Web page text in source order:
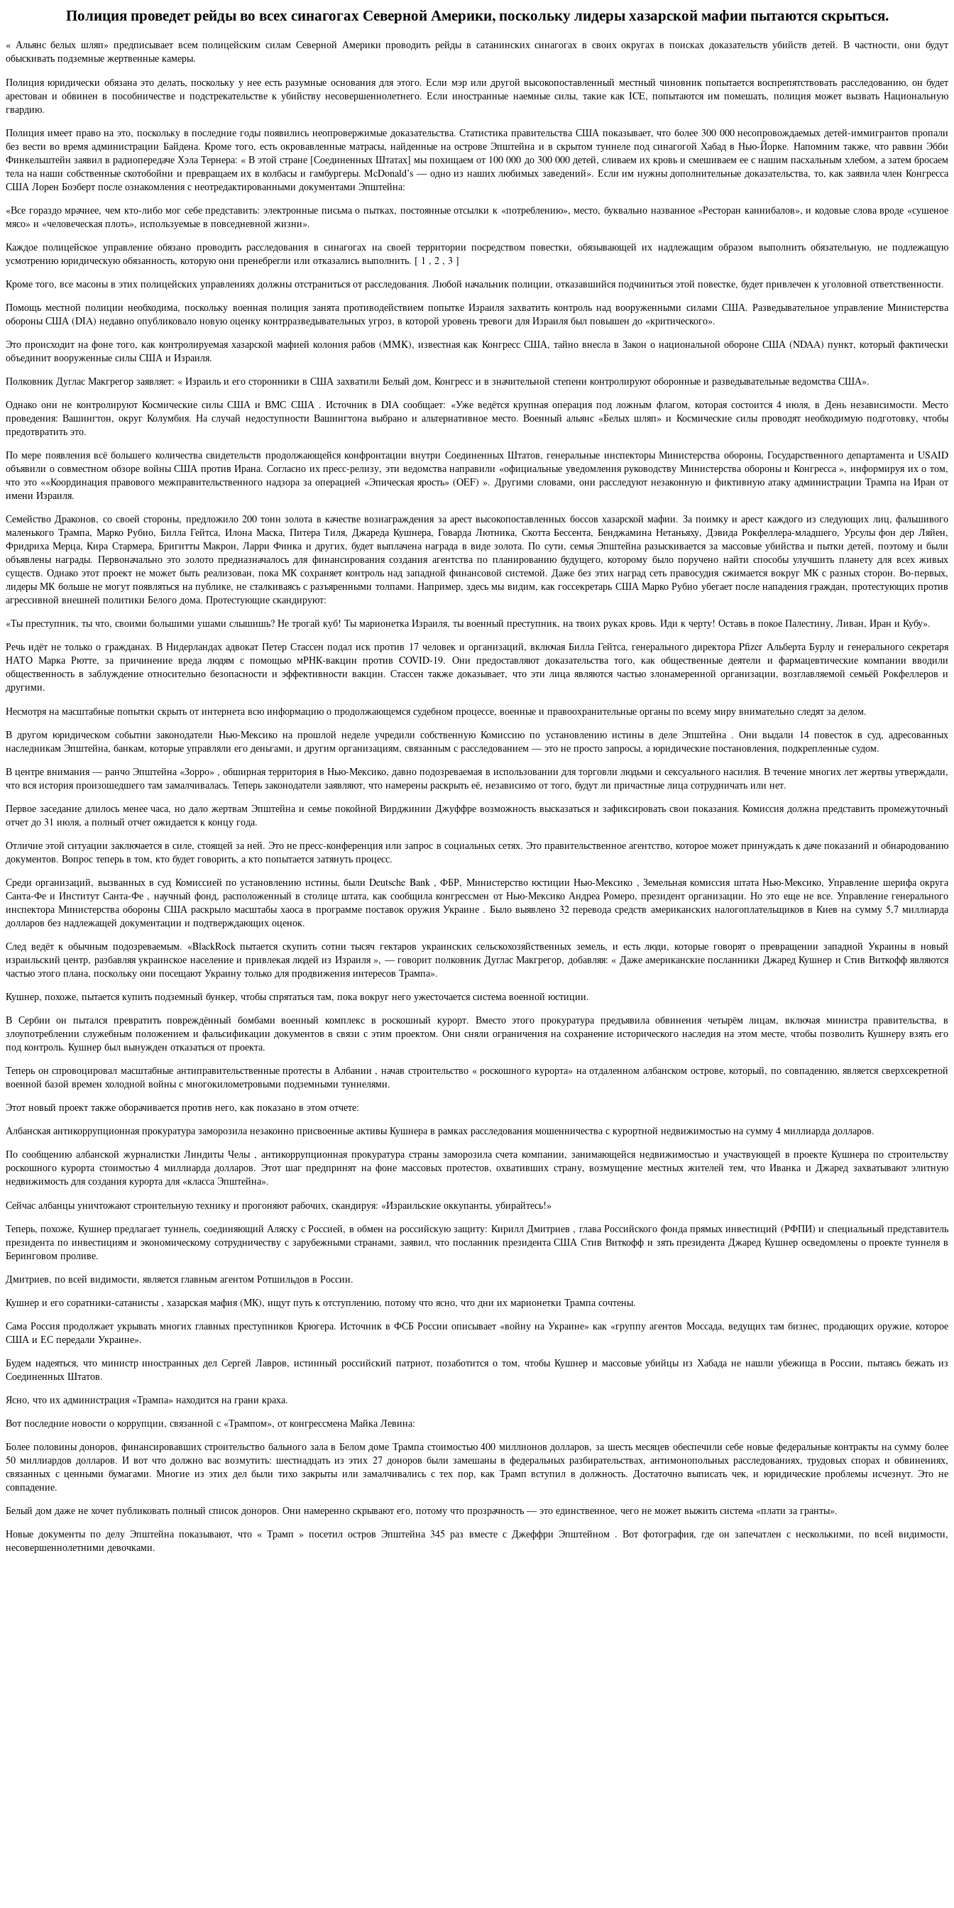
Полиция проведет рейды во всех синагогах Северной Америки, поскольку лидеры хазарской мафии пытаются скрыться.
« Альянс белых шляп» предписывает всем полицейским силам Северной Америки проводить рейды в сатанинских синагогах в своих округах в поисках доказательств убийств детей. В частности, они будут
обыскивать подземные жертвенные камеры.
Полиция юридически обязана это делать, поскольку у нее есть разумные основания для этого. Если мэр или другой высокопоставленный местный чиновник попытается воспрепятствовать расследованию, он будет
арестован и обвинен в пособничестве и подстрекательстве к убийству несовершеннолетнего. Если иностранные наемные силы, такие как ICE, попытаются им помешать, полиция может вызвать Национальную
гвардию.
Полиция имеет право на это, поскольку в последние годы появились неопровержимые доказательства. Статистика правительства США показывает, что более 300 000 несопровождаемых детей-иммигрантов пропали
без вести во время администрации Байдена. Кроме того, есть окровавленные матрасы, найденные на острове Эпштейна и в скрытом туннеле под синагогой Хабад в Нью-Йорке. Напомним также, что раввин Эбби
Финкельштейн заявил в радиопередаче Хэла Тернера: « В этой стране [Соединенных Штатах] мы похищаем от 100 000 до 300 000 детей, сливаем их кровь и смешиваем ее с нашим пасхальным хлебом, а затем бросаем
тела на наши собственные скотобойни и превращаем их в колбасы и гамбургеры. McDonald’s — одно из наших любимых заведений». Если им нужны дополнительные доказательства, то, как заявила член Конгресса
США Лорен Боэберт после ознакомления с неотредактированными документами Эпштейна:
«Все гораздо мрачнее, чем кто-либо мог себе представить: электронные письма о пытках, постоянные отсылки к «потреблению», место, буквально названное «Ресторан каннибалов», и кодовые слова вроде «сушеное
мясо» и «человеческая плоть», используемые в повседневной жизни».
Каждое полицейское управление обязано проводить расследования в синагогах на своей территории посредством повестки, обязывающей их надлежащим образом выполнить обязательную, не подлежащую
усмотрению юридическую обязанность, которую они пренебрегли или отказались выполнить. [ 1 , 2 , 3 ]
Кроме того, все масоны в этих полицейских управлениях должны отстраниться от расследования. Любой начальник полиции, отказавшийся подчиниться этой повестке, будет привлечен к уголовной ответственности.
Помощь местной полиции необходима, поскольку военная полиция занята противодействием попытке Израиля захватить контроль над вооруженными силами США. Разведывательное управление Министерства
обороны США (DIA) недавно опубликовало новую оценку контрразведывательных угроз, в которой уровень тревоги для Израиля был повышен до «критического».
Это происходит на фоне того, как контролируемая хазарской мафией колония рабов (MMK), известная как Конгресс США, тайно внесла в Закон о национальной обороне США (NDAA) пункт, который фактически
объединит вооруженные силы США и Израиля.
Полковник Дуглас Макгрегор заявляет: « Израиль и его сторонники в США захватили Белый дом, Конгресс и в значительной степени контролируют оборонные и разведывательные ведомства США».
Однако они не контролируют Космические силы США и ВМС США . Источник в DIA сообщает: «Уже ведётся крупная операция под ложным флагом, которая состоится 4 июля, в День независимости. Место
проведения: Вашингтон, округ Колумбия. На случай недоступности Вашингтона выбрано и альтернативное место. Военный альянс «Белых шляп» и Космические силы проводят необходимую подготовку, чтобы
предотвратить это.
По мере появления всё большего количества свидетельств продолжающейся конфронтации внутри Соединенных Штатов, генеральные инспекторы Министерства обороны, Государственного департамента и USAID
объявили о совместном обзоре войны США против Ирана. Согласно их пресс-релизу, эти ведомства направили «официальные уведомления руководству Министерства обороны и Конгресса », информируя их о том,
что это ««Координация правового межправительственного надзора за операцией «Эпическая ярость» (OEF) ». Другими словами, они расследуют незаконную и фиктивную атаку администрации Трампа на Иран от
имени Израиля.
Семейство Драконов, со своей стороны, предложило 200 тонн золота в качестве вознаграждения за арест высокопоставленных боссов хазарской мафии. За поимку и арест каждого из следующих лиц, фальшивого
маленького Трампа, Марко Рубио, Билла Гейтса, Илона Маска, Питера Тиля, Джареда Кушнера, Говарда Лютника, Скотта Бессента, Бенджамина Нетаньяху, Дэвида Рокфеллера-младшего, Урсулы фон дер Ляйен,
Фридриха Мерца, Кира Стармера, Бригитты Макрон, Ларри Финка и других, будет выплачена награда в виде золота. По сути, семья Эпштейна разыскивается за массовые убийства и пытки детей, поэтому и были
объявлены награды. Первоначально это золото предназначалось для финансирования создания агентства по планированию будущего, которому было поручено найти способы улучшить планету для всех живых
существ. Однако этот проект не может быть реализован, пока МК сохраняет контроль над западной финансовой системой. Даже без этих наград сеть правосудия сжимается вокруг МК с разных сторон. Во-первых,
лидеры МК больше не могут появляться на публике, не сталкиваясь с разъяренными толпами. Например, здесь мы видим, как госсекретарь США Марко Рубио убегает после нападения граждан, протестующих против
агрессивной внешней политики Белого дома. Протестующие скандируют:
«Ты преступник, ты что, своими большими ушами слышишь? Не трогай куб! Ты марионетка Израиля, ты военный преступник, на твоих руках кровь. Иди к черту! Оставь в покое Палестину, Ливан, Иран и Кубу».
Речь идёт не только о гражданах. В Нидерландах адвокат Петер Стассен подал иск против 17 человек и организаций, включая Билла Гейтса, генерального директора Pfizer Альберта Бурлу и генерального секретаря
НАТО Марка Рютте, за причинение вреда людям с помощью мРНК-вакцин против COVID-19. Они предоставляют доказательства того, как общественные деятели и фармацевтические компании вводили
общественность в заблуждение относительно безопасности и эффективности вакцин. Стассен также доказывает, что эти лица являются частью злонамеренной организации, возглавляемой семьёй Рокфеллеров и
другими.
Несмотря на масштабные попытки скрыть от интернета всю информацию о продолжающемся судебном процессе, военные и правоохранительные органы по всему миру внимательно следят за делом.
В другом юридическом событии законодатели Нью-Мексико на прошлой неделе учредили собственную Комиссию по установлению истины в деле Эпштейна . Они выдали 14 повесток в суд, адресованных
наследникам Эпштейна, банкам, которые управляли его деньгами, и другим организациям, связанным с расследованием — это не просто запросы, а юридические постановления, подкрепленные судом.
В центре внимания — ранчо Эпштейна «Зорро» , обширная территория в Нью-Мексико, давно подозреваемая в использовании для торговли людьми и сексуального насилия. В течение многих лет жертвы утверждали,
что вся история произошедшего там замалчивалась. Теперь законодатели заявляют, что намерены раскрыть её, независимо от того, будут ли причастные лица сотрудничать или нет.
Первое заседание длилось менее часа, но дало жертвам Эпштейна и семье покойной Вирджинии Джуффре возможность высказаться и зафиксировать свои показания. Комиссия должна представить промежуточный
отчет до 31 июля, а полный отчет ожидается к концу года.
Отличие этой ситуации заключается в силе, стоящей за ней. Это не пресс-конференция или запрос в социальных сетях. Это правительственное агентство, которое может принуждать к даче показаний и обнародованию
документов. Вопрос теперь в том, кто будет говорить, а кто попытается затянуть процесс.
Среди организаций, вызванных в суд Комиссией по установлению истины, были Deutsche Bank , ФБР, Министерство юстиции Нью-Мексико , Земельная комиссия штата Нью-Мексико, Управление шерифа округа
Санта-Фе и Институт Санта-Фе , научный фонд, расположенный в столице штата, как сообщила конгрессмен от Нью-Мексико Андреа Ромеро, президент организации. Но это еще не все. Управление генерального
инспектора Министерства обороны США раскрыло масштабы хаоса в программе поставок оружия Украине . Было выявлено 32 перевода средств американских налогоплательщиков в Киев на сумму 5,7 миллиарда
долларов без надлежащей документации и подтверждающих оценок.
След ведёт к обычным подозреваемым. «BlackRock пытается скупить сотни тысяч гектаров украинских сельскохозяйственных земель, и есть люди, которые говорят о превращении западной Украины в новый
израильский центр, разбавляя украинское население и привлекая людей из Израиля », — говорит полковник Дуглас Макгрегор, добавляя: « Даже американские посланники Джаред Кушнер и Стив Виткофф являются
частью этого плана, поскольку они посещают Украину только для продвижения интересов Трампа».
Кушнер, похоже, пытается купить подземный бункер, чтобы спрятаться там, пока вокруг него ужесточается система военной юстиции.
В Сербии он пытался превратить повреждённый бомбами военный комплекс в роскошный курорт. Вместо этого прокуратура предъявила обвинения четырём лицам, включая министра правительства, в
злоупотреблении служебным положением и фальсификации документов в связи с этим проектом. Они сняли ограничения на сохранение исторического наследия на этом месте, чтобы позволить Кушнеру взять его
под контроль. Кушнер был вынужден отказаться от проекта.
Теперь он спровоцировал масштабные антиправительственные протесты в Албании , начав строительство « роскошного курорта» на отдаленном албанском острове, который, по совпадению, является сверхсекретной
военной базой времен холодной войны с многокилометровыми подземными туннелями.
Этот новый проект также оборачивается против него, как показано в этом отчете:
Албанская антикоррупционная прокуратура заморозила незаконно присвоенные активы Кушнера в рамках расследования мошенничества с курортной недвижимостью на сумму 4 миллиарда долларов.
По сообщению албанской журналистки Линдиты Челы , антикоррупционная прокуратура страны заморозила счета компании, занимающейся недвижимостью и участвующей в проекте Кушнера по строительству
роскошного курорта стоимостью 4 миллиарда долларов. Этот шаг предпринят на фоне массовых протестов, охвативших страну, возмущение местных жителей тем, что Иванка и Джаред захватывают элитную
недвижимость для создания курорта для «класса Эпштейна».
Сейчас албанцы уничтожают строительную технику и прогоняют рабочих, скандируя: «Израильские оккупанты, убирайтесь!»
Теперь, похоже, Кушнер предлагает туннель, соединяющий Аляску с Россией, в обмен на российскую защиту: Кирилл Дмитриев , глава Российского фонда прямых инвестиций (РФПИ) и специальный представитель
президента по инвестициям и экономическому сотрудничеству с зарубежными странами, заявил, что посланник президента США Стив Виткофф и зять президента Джаред Кушнер осведомлены о проекте туннеля в
Беринговом проливе.
Дмитриев, по всей видимости, является главным агентом Ротшильдов в России.
Кушнер и его соратники-сатанисты , хазарская мафия (МК), ищут путь к отступлению, потому что ясно, что дни их марионетки Трампа сочтены.
Сама Россия продолжает укрывать многих главных преступников Крюгера. Источник в ФСБ России описывает «войну на Украине» как «группу агентов Моссада, ведущих там бизнес, продающих оружие, которое
США и ЕС передали Украине».
Будем надеяться, что министр иностранных дел Сергей Лавров, истинный российский патриот, позаботится о том, чтобы Кушнер и массовые убийцы из Хабада не нашли убежища в России, пытаясь бежать из
Соединенных Штатов.
Ясно, что их администрация «Трампа» находится на грани краха.
Вот последние новости о коррупции, связанной с «Трампом», от конгрессмена Майка Левина:
Более половины доноров, финансировавших строительство бального зала в Белом доме Трампа стоимостью 400 миллионов долларов, за шесть месяцев обеспечили себе новые федеральные контракты на сумму более
50 миллиардов долларов. И вот что должно вас возмутить: шестнадцать из этих 27 доноров были замешаны в федеральных разбирательствах, антимонопольных расследованиях, трудовых спорах и обвинениях,
связанных с ценными бумагами. Многие из этих дел были тихо закрыты или замалчивались с тех пор, как Трамп вступил в должность. Достаточно выписать чек, и юридические проблемы исчезнут. Это не
совпадение.
Белый дом даже не хочет публиковать полный список доноров. Они намеренно скрывают его, потому что прозрачность — это единственное, чего не может выжить система «плати за гранты».
Новые документы по делу Эпштейна показывают, что « Трамп » посетил остров Эпштейна 345 раз вместе с Джеффри Эпштейном . Вот фотография, где он запечатлен с несколькими, по всей видимости,
несовершеннолетними девочками.